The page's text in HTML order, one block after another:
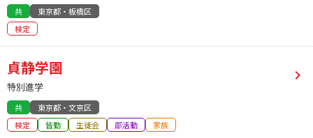
共
東京都・板橋区
検定
貞静学園
特別進学
共
東京都・文京区
検定
皆勤 生徒会 部活動 家族